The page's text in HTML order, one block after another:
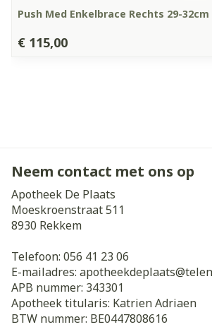
Push Med Enkelbrace Rechts 29-32cm
€ 115,00
Neem contact met ons op
Apotheek De Plaats
Moeskroenstraat 511
8930 Rekkem
Telefoon: 056 41 23 06
E-mailadres: apotheekdeplaats@
APB nummer: 343301
Apotheek titularis: Katrien Adriaen
BTW nummer: BE0447808616